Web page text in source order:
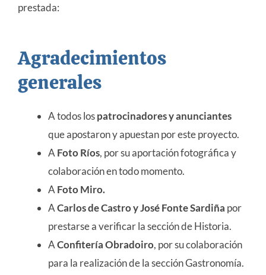
prestada:
Agradecimientos
generales
A todos lospatrocinadores y anunciantes
que apostaron y apuestan por este proyecto.
A Foto Ríos, por su aportación fotográfica y
colaboración en todo momento.
A Foto Miro.
ACarlos de Castro y José Fonte Sardiña por
prestarse a verificar la sección de Historia.
AConfitería Obradoiro, por su colaboración
para la realización de la sección Gastronomía.